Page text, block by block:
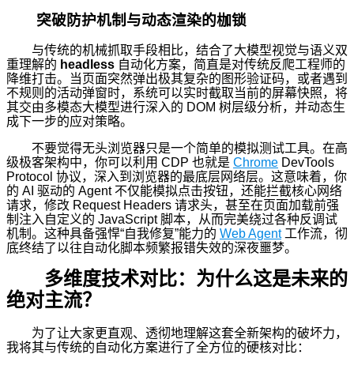
突破防护机制与动态渲染的枷锁
与传统的机械抓取手段相比，结合了大模型视觉与语义双
重理解的 headless 自动化方案，简直是对传统反爬工程师的
降维打击。当页面突然弹出极其复杂的图形验证码，或者遇到
不规则的活动弹窗时，系统可以实时截取当前的屏幕快照，将
其交由多模态大模型进行深入的 DOM 树层级分析，并动态生
成下一步的应对策略。
不要觉得无头浏览器只是一个简单的模拟测试工具。在高
级极客架构中，你可以利用 CDP 也就是 Chrome DevTools
Protocol 协议，深入到浏览器的最底层网络层。这意味着，你
的 AI 驱动的 Agent 不仅能模拟点击按钮，还能拦截核心网络
请求，修改 Request Headers 请求头，甚至在页面加载前强
制注入自定义的 JavaScript 脚本，从而完美绕过各种反调试
机制。这种具备强悍“自我修复”能力的 Web Agent工作流，彻
底终结了以往自动化脚本频繁报错失效的深夜噩梦。
多维度技术对比：为什么这是未来的
绝对主流？
为了让大家更直观、透彻地理解这套全新架构的破坏力，
我将其与传统的自动化方案进行了全方位的硬核对比：